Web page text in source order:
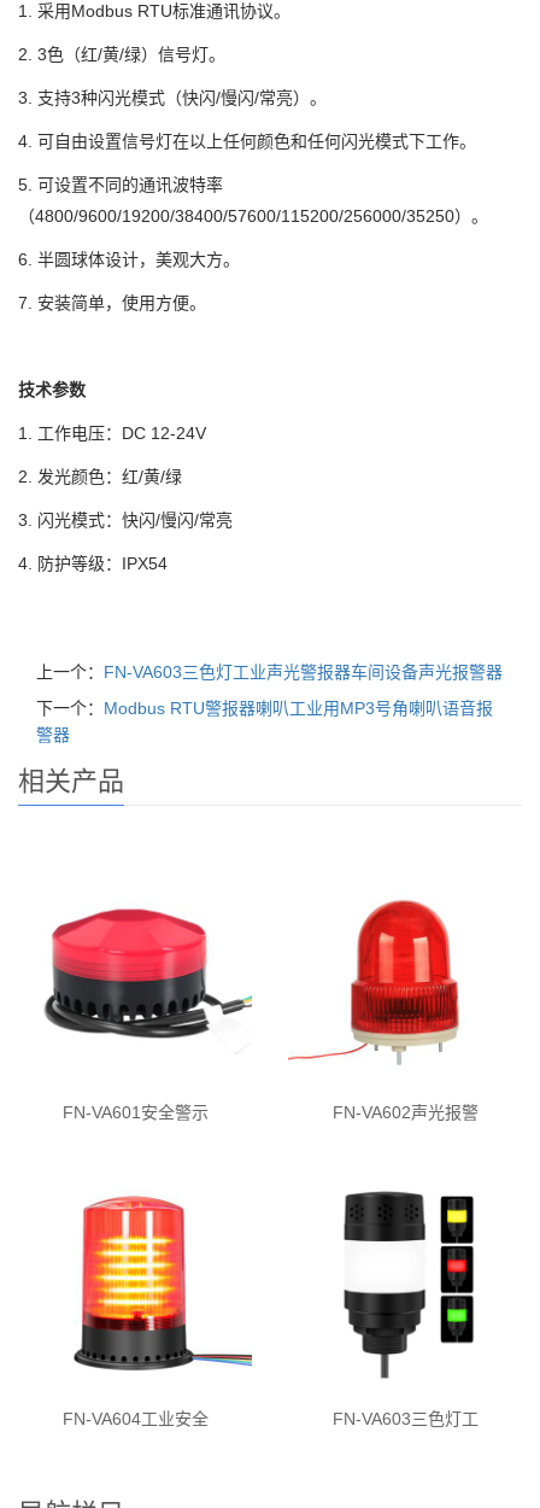
1. 采用Modbus RTU标准通讯协议。
2. 3色（红/黄/绿）信号灯。
3. 支持3种闪光模式（快闪/慢闪/常亮）。
4. 可自由设置信号灯在以上任何颜色和任何闪光模式下工作。
5. 可设置不同的通讯波特率
（4800/9600/19200/38400/57600/115200/256000/35250）。
6. 半圆球体设计，美观大方。
7. 安装简单，使用方便。
技术参数
1. 工作电压：DC 12-24V
2. 发光颜色：红/黄/绿
3. 闪光模式：快闪/慢闪/常亮
4. 防护等级：IPX54
上一个： FN-VA603三色灯工业声光警报器车间设备声光报警器
下一个： Modbus RTU警报器喇叭工业用MP3号角喇叭语音报
警器
相关产品
FN-VA601安全警示 FN-VA602声光报警
FN-VA604工业安全 FN-VA603三色灯工